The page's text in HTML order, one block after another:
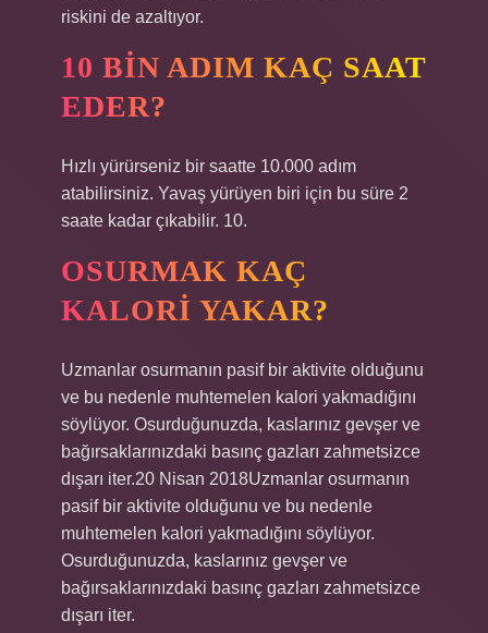
riskini de azaltıyor.
10 BIN ADIM KAÇ SAAT
EDER?
Hızlı yürürseniz bir saatte 10.000 adım
atabilirsiniz. Yavaş yürüyen biri için bu süre 2
saate kadar çıkabilir. 10.
OSURMAK KAÇ
KALORI YAKAR?
Uzmanlar osurmanın pasif bir aktivite olduğunu
ve bu nedenle muhtemelen kalori yakmadığını
söylüyor. Osurduğunuzda, kaslarınız gevşer ve
bağırsaklarınızdaki basınç gazları zahmetsizce
dışarı iter.20 Nisan 2018Uzmanlar osurmanın
pasif bir aktivite olduğunu ve bu nedenle
muhtemelen kalori yakmadığını söylüyor.
Osurduğunuzda, kaslarınız gevşer ve
bağırsaklarınızdaki basınç gazları zahmetsizce
dışarı iter.